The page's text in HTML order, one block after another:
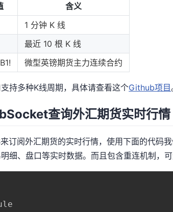
含义
1 分钟 K 线
最近 10 根 K 线
微型英镑期货主力连续合约
持多种K线周期，具体请查看这个Github项目
查询外汇期货实时行情
订阅外汇期货的实时行情，使用下面的代码
细、盘口等实时数据。而且包含重连机制，可